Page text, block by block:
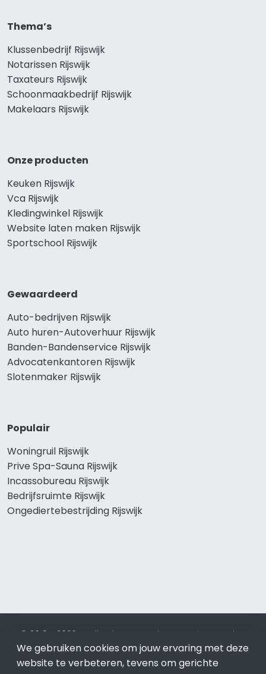
Thema’s
Klussenbedrijf Rijswijk
Notarissen Rijswijk
Taxateurs Rijswijk
Schoonmaakbedrijf Rijswijk
Makelaars Rijswijk
Onze producten
Keuken Rijswijk
Vca Rijswijk
Kledingwinkel Rijswijk
Website laten maken Rijswijk
Sportschool Rijswijk
Gewaardeerd
Auto-bedrijven Rijswijk
Auto huren-Autoverhuur Rijswijk
Banden-Bandenservice Rijswijk
Advocatenkantoren Rijswijk
Slotenmaker Rijswijk
Populair
Woningruil Rijswijk
Prive Spa-Sauna Rijswijk
Incassobureau Rijswijk
Bedrijfsruimte Rijswijk
Ongediertebestrijding Rijswijk
© 2019 - 2026 Realisatie en SEO door SEO-bureau
Lion
Internet. Betaal alleen voor bewezen resultaten?SEO
optimalisatie No Cure No Pay.Rijswijkis onderdeel van Lion
We gebruiken cookies om jouw ervaring met deze
website te verbeteren, tevens om gerichte